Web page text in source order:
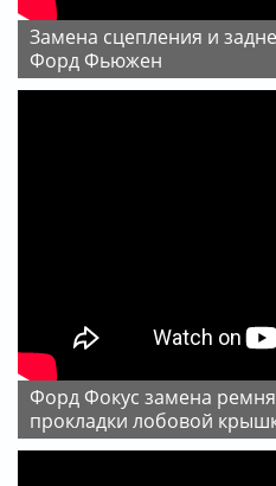
Замена сцепления и заднего сальника коленвала
Форд Фьюжен
Форд Фокус замена ремня ГРМ,сальника и
прокладки лобовой